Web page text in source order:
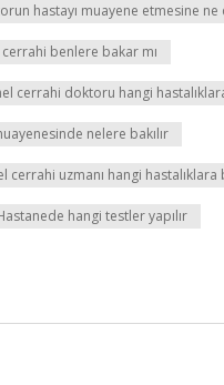
hastayı muayene etmesine ne
cerrahi benlere bakar mı
cerrahi doktoru hangi
nelere bakılır
cerrahi uzmanı hangi hastalıklara
hangi testler yapılır